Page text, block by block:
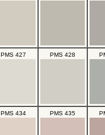
PMS 427 PMS 428
PMS 434 PMS 435